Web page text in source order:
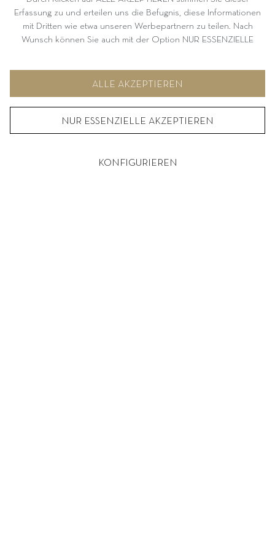
WIDERRUF
COOKIE EINSTELLUNGEN
VERTRAG WIDERRUFEN
Erfassung zu und erteilen uns die Befugnis, diese Informationen
mit Dritten wie etwa unseren Werbepartnern zu teilen. Nach
Wunsch können Sie auch mit der Option NUR ESSENZIELLE
unter KONFIGURIEREN.
KONFIGURIEREN
NUR ESSENZIELLE AKZEPTIEREN
ALLE AKZEPTIEREN